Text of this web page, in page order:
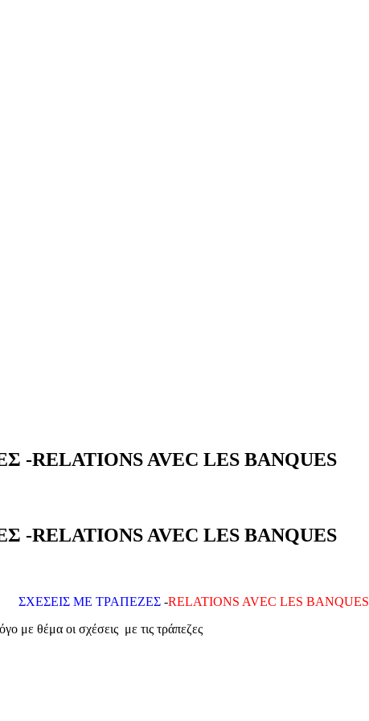
AVEC LES BANQUES
AVEC LES BANQUES
ΣΧΕΣΕΙΣ ΜΕ ΤΡΑΠΕΖΕΣ -RELATIONS AVEC LES BANQUES
με θέμα οι σχέσεις με τις τράπεζες